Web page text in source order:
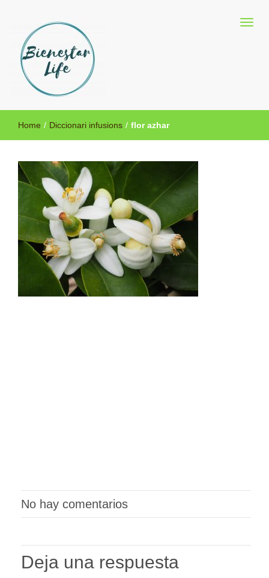
Bienestar Life
Home / Diccionari infusions / flor azhar
No hay comentarios
Deja una respuesta